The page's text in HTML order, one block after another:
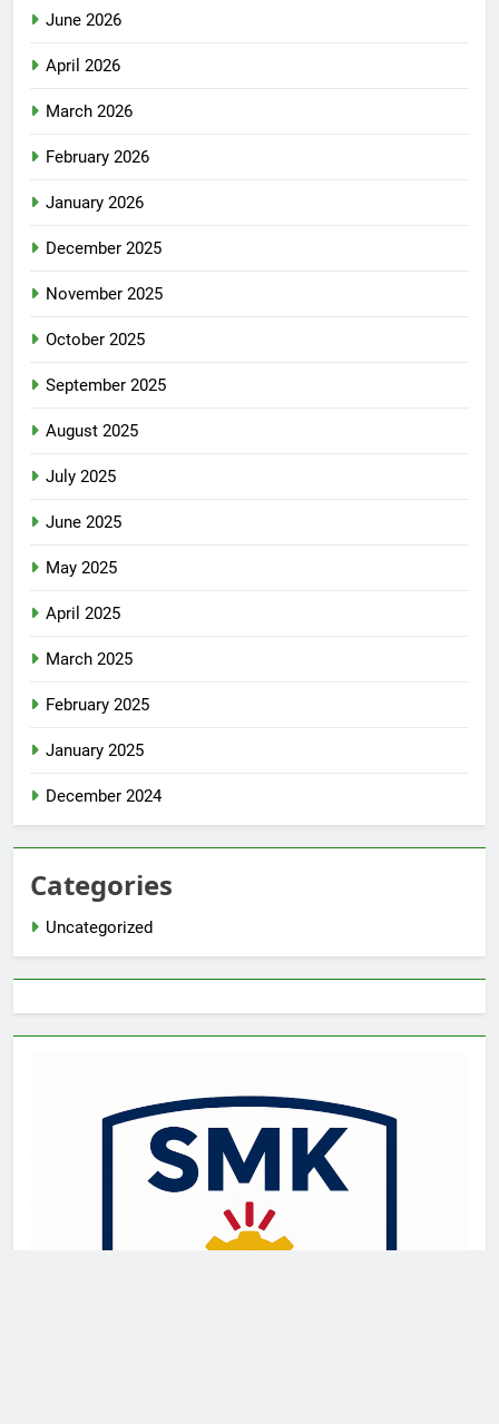
June 2026
April 2026
March 2026
February 2026
January 2026
December 2025
November 2025
October 2025
September 2025
August 2025
July 2025
June 2025
May 2025
April 2025
March 2025
February 2025
January 2025
December 2024
Categories
Uncategorized